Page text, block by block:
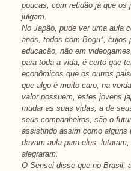
poucas, com retidão já que os
julgam.
No Japão, pude ver uma aula
anos, todos com Bogu*, cujos
educacão, não em
para toda a vida, é certo que
econômicos que os outros
que algo é muito caro, na
valor possuem, estes jovens
mudar as suas vidas, a de
seus companheiros, são o
assistindo assim como alguns
davam aula para eles,
alegraram.
O Sensei disse que no Brasil,